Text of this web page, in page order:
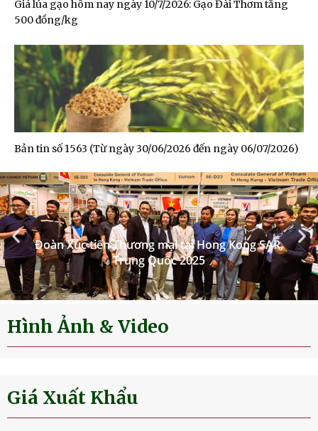
Giá lúa gạo hôm nay ngày 10/7/2026: Gạo Đài Thơm tăng
500 đồng/kg
Bản tin số 1563 (Từ ngày 30/06/2026 đến ngày 06/07/2026)
Đoàn Xúc tiến Thương mại tại Hong Kong SAR,
Trung Quốc 2025
Hình Ảnh & Video
Giá Xuất Khẩu